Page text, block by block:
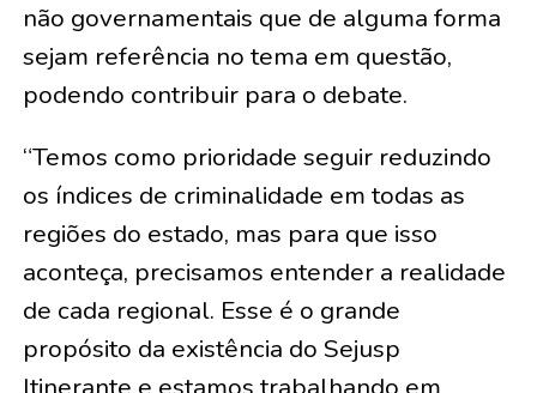
não governamentais que de alguma forma
sejam referência no tema em questão,
podendo contribuir para o debate.
“Temos como prioridade seguir reduzindo
os índices de criminalidade em todas as
regiões do estado, mas para que isso
aconteça, precisamos entender a realidade
de cada regional. Esse é o grande
propósito da existência do Sejusp